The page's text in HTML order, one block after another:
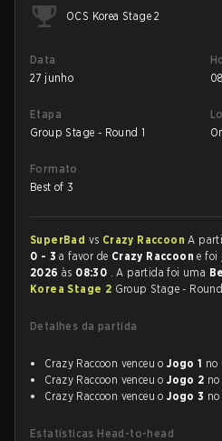
OCS Korea Stage 2
Data
27 junho
Etapa
Group Stage - Round 1
Formato
Best of 3
SuperBad vs Crazy RaccoonA
0 - 3 a favor de Crazy Raccoone foi
2026 às 08:30 . A partida foi uma
Korea Stage 2 Group Stage - Round
Detalhes da partida
Crazy Raccoon venceu oJogo 1 no
Crazy Raccoon venceu oJogo 2
Crazy Raccoon venceu oJogo 3
Estatísticas Head-to-head